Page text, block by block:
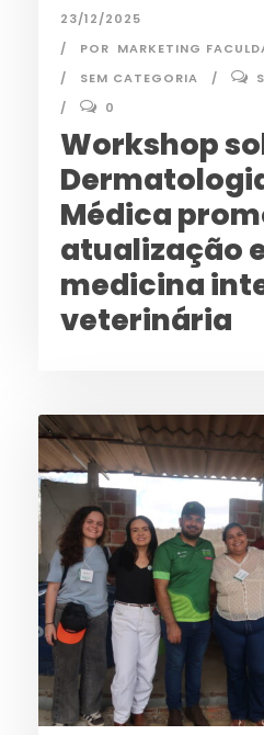
23/12/2025
POR MARKETING
SEM CATEGORIA
0
Workshop
Médica
atualização
medicina
veterinária